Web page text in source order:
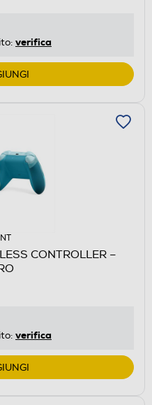
verifica
CONTROLLER –
verifica